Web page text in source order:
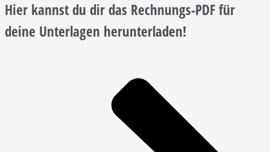
Hier kannst du dir das Rechnungs-PDF für
deine Unterlagen herunterladen!